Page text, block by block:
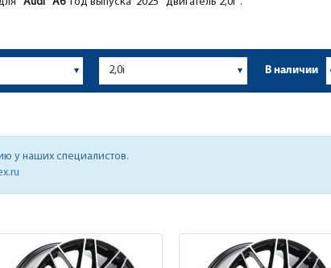
В наличии
у наших специалистов.